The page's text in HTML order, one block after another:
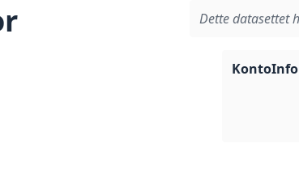
Dette datasettet